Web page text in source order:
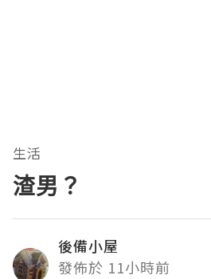
生活
渣男？
後備小屋
發佈於 11小時前